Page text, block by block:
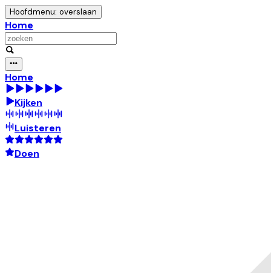
Hoofdmenu: overslaan
Home
Home
Kijken
Luisteren
Doen